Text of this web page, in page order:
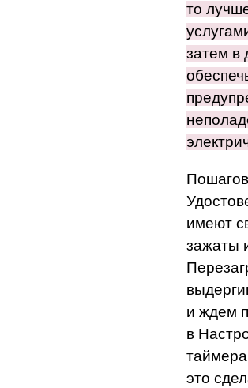
то
затем в
имеют
зажаты
и ждем
в
это